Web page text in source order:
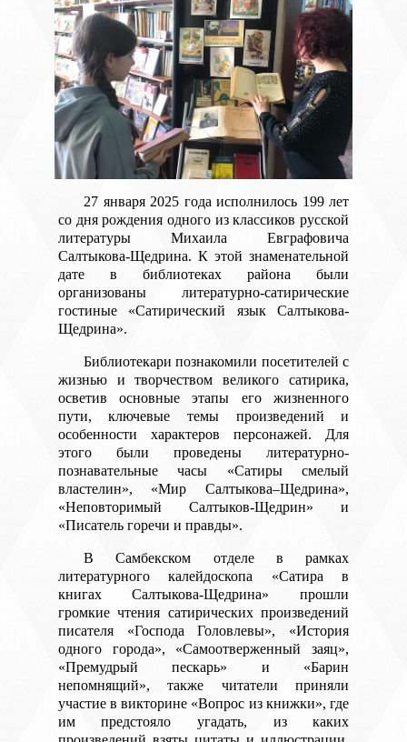
27 января 2025 года исполнилось 199 лет
со дня рождения одного из классиков русской
литературы Михаила Евграфовича
Салтыкова-Щедрина. К этой знаменательной
дате в библиотеках района были
организованы литературно-сатирические
гостиные «Сатирический язык Салтыкова-
Щедрина».
Библиотекари познакомили посетителей с
жизнью и творчеством великого сатирика,
осветив основные этапы его жизненного
пути, ключевые темы произведений и
особенности характеров персонажей. Для
этого были проведены литературно-
познавательные часы «Сатиры смелый
властелин», «Мир Салтыкова–Щедрина»,
«Неповторимый Салтыков-Щедрин» и
«Писатель горечи и правды».
В Самбекском отделе в рамках
литературного калейдоскопа «Сатира в
книгах Салтыкова-Щедрина» прошли
громкие чтения сатирических произведений
писателя «Господа Головлевы», «История
одного города», «Самоотверженный заяц»,
«Премудрый пескарь» и «Барин
непомнящий», также читатели приняли
участие в викторине «Вопрос из книжки», где
им предстояло угадать, из каких